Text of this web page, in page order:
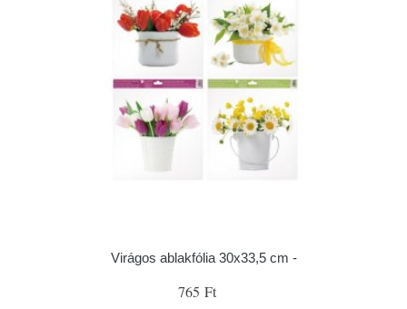
Virágos ablakfólia 30x33,5 cm -
765 Ft